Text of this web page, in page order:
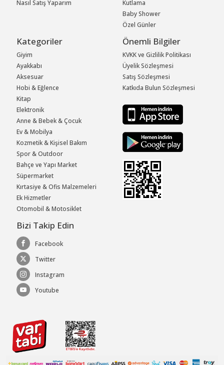
Nasıl Satış Yaparım
Kutlama
Baby Shower
Özel Günler
Kategoriler
Giyim
Ayakkabı
Aksesuar
Hobi & Eğlence
Kitap
Elektronik
Anne & Bebek & Çocuk
Ev & Mobilya
Kozmetik & Kişisel Bakım
Spor & Outdoor
Bahçe ve Yapı Market
Süpermarket
Kırtasiye & Ofis Malzemeleri
Ek Hizmetler
Otomobil & Motosiklet
Önemli Bilgiler
KVKK ve Gizlilik Politikası
Üyelik Sözleşmesi
Satış Sözleşmesi
Katkıda Bulun Sözleşmesi
Bizi Takip Edin
Facebook
Twitter
Instagram
Youtube